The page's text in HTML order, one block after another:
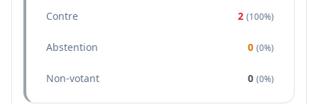
Contre 2 (100%)
Abstention 0 (0%)
Non-votant 0 (0%)